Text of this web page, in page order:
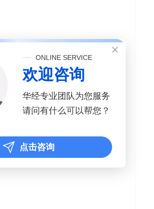
ONLINE SERVICE
欢迎咨询
华经专业团队为您服务
请问有什么可以帮您？
点击咨询